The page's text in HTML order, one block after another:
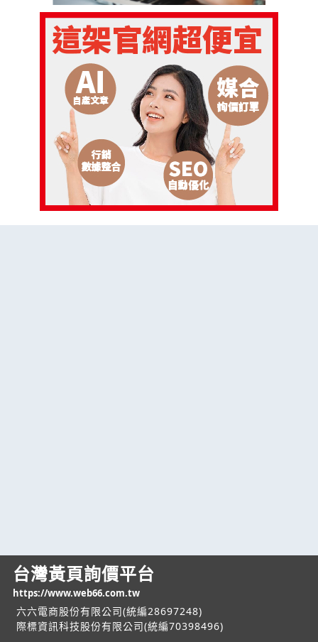
台灣黃頁詢價平台
https://www.web66.com.tw
六六電商股份有限公司(統編28697248)
際標資訊科技股份有限公司(統編70398496)